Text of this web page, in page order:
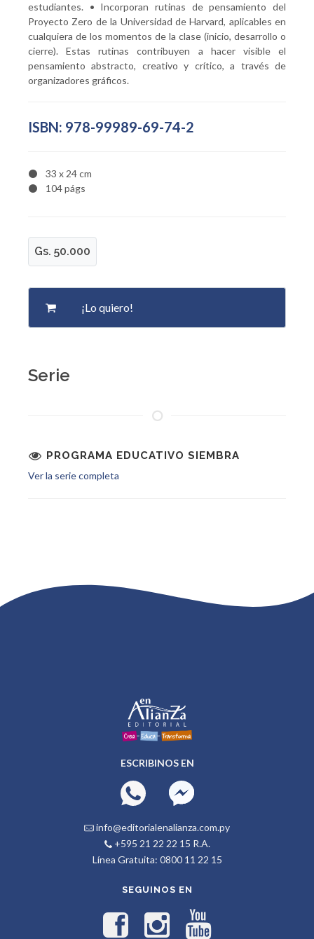
estudiantes. • Incorporan rutinas de pensamiento del
Proyecto Zero de la Universidad de Harvard, aplicables en
cualquiera de los momentos de la clase (inicio, desarrollo o
cierre). Estas rutinas contribuyen a hacer visible el
pensamiento abstracto, creativo y crítico, a través de
organizadores gráficos.
ISBN: 978-99989-69-74-2
33 x 24 cm
104 págs
Gs. 50.000
Serie
PROGRAMA EDUCATIVO SIEMBRA
Ver la serie completa
ESCRIBINOS EN
info@editorialenalianza.com.py
+595 21 22 22 15 R.A.
Línea Gratuita: 0800 11 22 15
SEGUINOS EN